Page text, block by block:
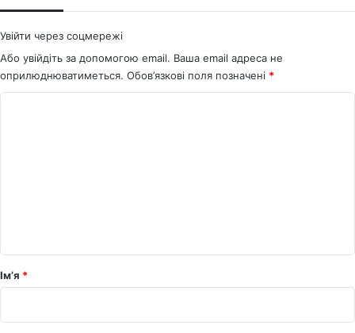
Увійти через соцмережі
Або увійдіть за допомогою email. Ваша email адреса не
оприлюднюватиметься. Обов’язкові поля позначені *
р
Ім’я *